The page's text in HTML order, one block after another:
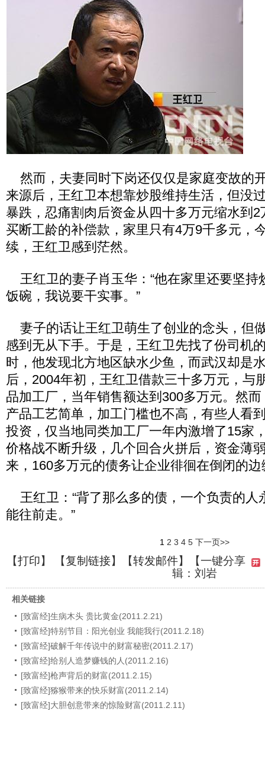
然而，夫妻同时下岗还仅仅是家庭变故的
来源后，王红卫本想靠炒股维持生活，但没
暴跌，忍痛割肉后资金从四十多万元缩水到
买断工龄的补偿款，家里只有4万9千多元，
续，王红卫感到茫然。
王红卫的妻子肖玉华：“他在家里还要坚持
饭碗，我说要干实事。”
妻子的话让王红卫萌生了创业的念头，但
感到无从下手。于是，王红卫先找了份司机
时，他发现北方地区缺水少鱼，而武汉却是
后，2004年初，王红卫借款三十多万元，与
品加工厂，当年销售额达到300多万元。然
产品工艺简单，加工门槛也不高，有些人看
投资，仅当地同类加工厂一年内激增了15家
价格战不断升级，几个回合火拼后，资金薄
来，160多万元的债务让企业徘徊在倒闭的边
王红卫：“背了那么多的债，一个负责的人
能往前走。”
1 2 3 4 5 下一页>>
【打印】 【复制链接】【转发邮件】
【一键分享
辑：刘岩
相关链接
[致富经]生病木头 贵比黄金(2011.2.21)
[致富经]特别节目：阳光创业 我能我行(2011.2.18)
[致富经]破解千年传说中的财富秘密(2011.2.17)
[致富经]给别人造梦赚钱的人(2011.2.16)
[致富经]枪声背后的财富(2011.2.15)
[致富经]猕猴带来的快乐财富(2011.2.14)
[致富经]大胆创意带来的惊险财富(2011.2.11)